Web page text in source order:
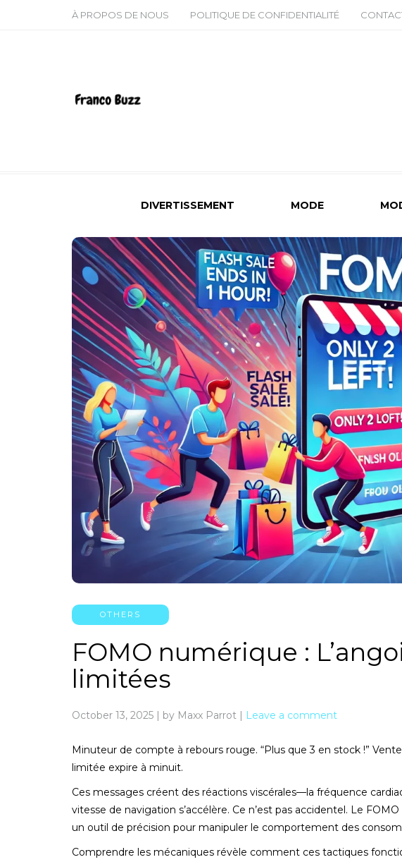
À PROPOS DE NOUS POLITIQUE DE CONFIDENTIALITÉ
DIVERTISSEMENT MODE
OTHERS
FOMO numérique :
limitées
October 13, 2025 | by Maxx Parrot | Leave a comment
Minuteur de compte à rebours rouge. “Plus que 3 en stock !”
limitée expire à minuit.
Ces messages créent des réactions viscérales—la fréquence
vitesse de navigation s’accélère. Ce n’est pas accidentel. Le
un outil de précision pour manipuler le comportement des
Comprendre les mécaniques révèle comment ces tactiques